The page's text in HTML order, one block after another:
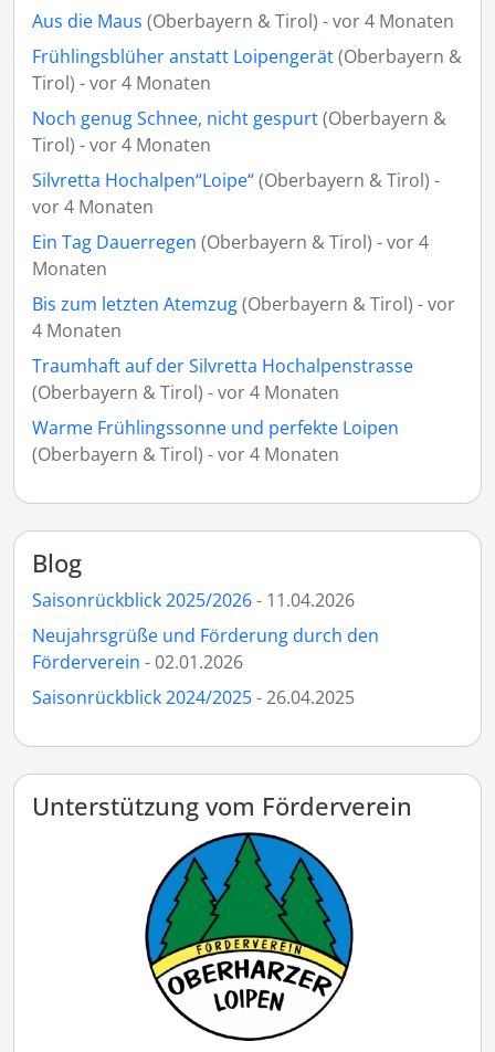
Aus die Maus (Oberbayern & Tirol) - vor 4 Monaten
Frühlingsblüher anstatt Loipengerät(Oberbayern &
Tirol) - vor 4 Monaten
Noch genug Schnee, nicht gespurt(Oberbayern &
Tirol) - vor 4 Monaten
Silvretta Hochalpen“Loipe“(Oberbayern & Tirol) -
vor 4 Monaten
Ein Tag Dauerregen (Oberbayern & Tirol) - vor 4
Monaten
Bis zum letzten Atemzug(Oberbayern & Tirol) - vor
4 Monaten
Traumhaft auf der Silvretta Hochalpenstrasse
(Oberbayern & Tirol) - vor 4 Monaten
Warme Frühlingssonne und perfekte Loipen
(Oberbayern & Tirol) - vor 4 Monaten
Blog
Saisonrückblick 2025/2026- 11.04.2026
Neujahrsgrüße und Förderung durch den
Förderverein - 02.01.2026
Saisonrückblick 2024/2025- 26.04.2025
Unterstützung vom Förderverein